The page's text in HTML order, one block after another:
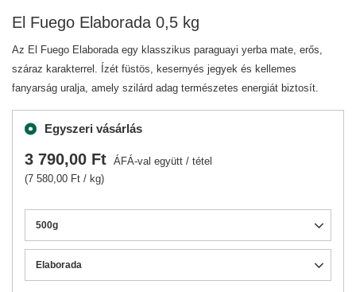
El Fuego Elaborada 0,5 kg
Az El Fuego Elaborada egy klasszikus paraguayi yerba mate, erős,
száraz karakterrel. Ízét füstös, kesernyés jegyek és kellemes
fanyarság uralja, amely szilárd adag természetes energiát biztosít.
Egyszeri vásárlás
500g
Elaborada
3 790,00 Ft ÁFÁ-val együtt / tétel
(7 580,00 Ft / kg)